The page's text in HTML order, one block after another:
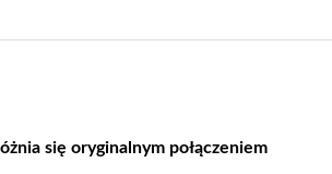
się oryginalnym połączeniem